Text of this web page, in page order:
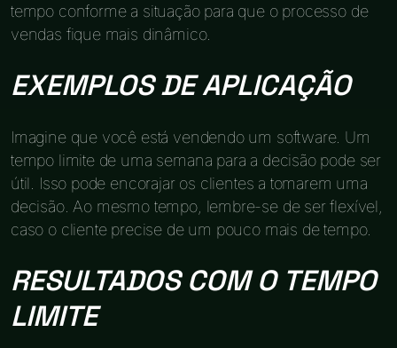
tempo conforme a situação para que o processo de
vendas fique mais dinâmico.
EXEMPLOS DE APLICAÇÃO
Imagine que você está vendendo um software. Um
tempo limite de uma semana para a decisão pode ser
útil. Isso pode encorajar os clientes a tomarem uma
decisão. Ao mesmo tempo, lembre-se de ser flexível,
caso o cliente precise de um pouco mais de tempo.
RESULTADOS COM O TEMPO
LIMITE